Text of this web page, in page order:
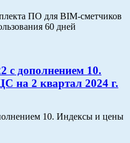
ПО для BIM-сметчиков
60 дней
с дополнением 10.
на 2 квартал 2024 г.
10. Индексы и цены